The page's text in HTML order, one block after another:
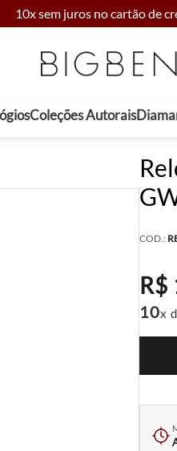
10x sem juros no cartão de
Coleções Autorais
COD.:
R$
10x